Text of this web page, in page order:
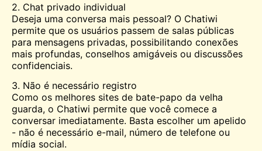
2. Chat privado individual
Deseja uma conversa mais pessoal? O Chatiwi
permite que os usuários passem de salas públicas
para mensagens privadas, possibilitando conexões
mais profundas, conselhos amigáveis ou discussões
confidenciais.
3. Não é necessário registro
Como os melhores sites de bate-papo da velha
guarda, o Chatiwi permite que você comece a
conversar imediatamente. Basta escolher um apelido
- não é necessário e-mail, número de telefone ou
mídia social.